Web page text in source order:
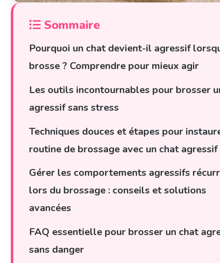
Sommaire
Pourquoi un chat devient-il agressif
brosse ? Comprendre pour mieux agir
Les outils incontournables pour brosser
agressif sans stress
Techniques douces et étapes pour
routine de brossage avec un chat agressif
Gérer les comportements agressifs
lors du brossage : conseils et solutions
avancées
FAQ essentielle pour brosser un chat
sans danger